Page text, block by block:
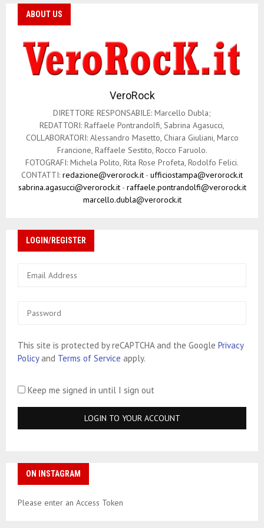
ABOUT US
VeroRock
DIRETTORE RESPONSABILE: Marcello Dubla;
REDATTORI: Raffaele Pontrandolfi, Sabrina Agasucci,
COLLABORATORI: Alessandro Masetto, Chiara Giuliani, Marco
Francione, Raffaele Sestito, Rocco Faruolo.
FOTOGRAFI: Michela Polito, Rita Rose Profeta, Rodolfo Felici.
CONTATTI: redazione@verorock.it - ufficiostampa@verorock.it
sabrina.agasucci@verorock.it- raffaele.pontrandolfi@verorock.it
marcello.dubla@verorock.it
LOGIN/REGISTER
This site is protected by reCAPTCHA and the Google Privacy
Policyand Terms of Service apply.
Keep me signed in until I sign out
ON INSTAGRAM
Please enter an Access Token